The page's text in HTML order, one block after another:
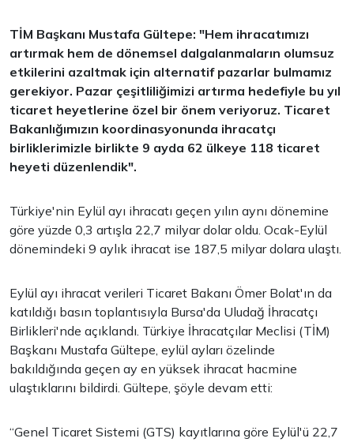
TİM Başkanı Mustafa Gültepe: "Hem ihracatımızı
artırmak hem de dönemsel dalgalanmaların olumsuz
etkilerini azaltmak için alternatif pazarlar bulmamız
gerekiyor. Pazar çeşitliliğimizi artırma hedefiyle bu yıl
ticaret heyetlerine özel bir önem veriyoruz. Ticaret
Bakanlığımızın koordinasyonunda ihracatçı
birliklerimizle birlikte 9 ayda 62 ülkeye 118 ticaret
heyeti düzenlendik".
Türkiye'nin Eylül ayı ihracatı geçen yılın aynı dönemine
göre yüzde 0,3 artışla 22,7 milyar dolar oldu. Ocak-Eylül
dönemindeki 9 aylık ihracat ise 187,5 milyar dolara ulaştı.
Eylül ayı ihracat verileri Ticaret Bakanı Ömer Bolat'ın da
katıldığı basın toplantısıyla Bursa'da Uludağ İhracatçı
Birlikleri'nde açıklandı. Türkiye İhracatçılar Meclisi (TİM)
Başkanı Mustafa Gültepe, eylül ayları özelinde
bakıldığında geçen ay en yüksek ihracat hacmine
ulaştıklarını bildirdi. Gültepe, şöyle devam etti:
“Genel Ticaret Sistemi (GTS) kayıtlarına göre Eylül'ü 22,7